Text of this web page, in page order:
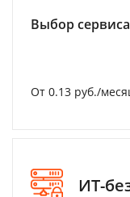
Выбор
От 0.13 руб./
ИТ-